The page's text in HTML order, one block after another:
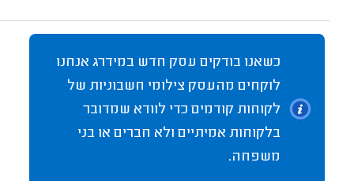
כשאנו בודקים עסק חדש במידרג אנחנו
לוקחים מהעסק צילומי חשבוניות של
לקוחות קודמים כדי לוודא שמדובר
בלקוחות אמיתיים ולא חברים או בני
משפחה.